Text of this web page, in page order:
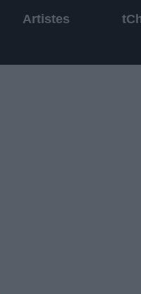
Artistes